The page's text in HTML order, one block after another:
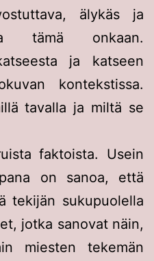
älykäs ja
tämä onkaan.
ja katseen
kontekstissa.
tavalla ja miltä se
faktoista. Usein
on sanoa, että
tekijän sukupuolella
jotka sanovat näin,
miesten tekemän